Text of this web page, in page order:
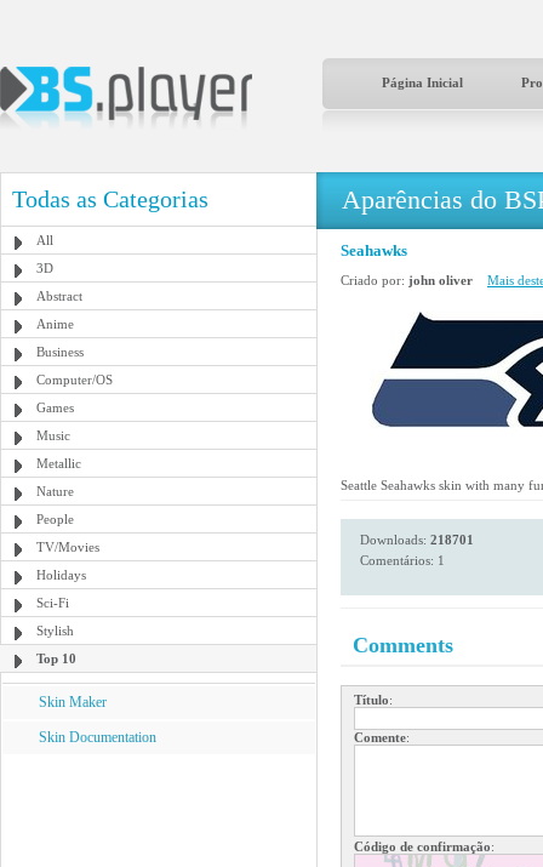
Página Inicial
Todas as Categorias
All
3D
Abstract
Anime
Business
Computer/OS
Games
Music
Metallic
Nature
People
TV/Movies
Holidays
Sci-Fi
Stylish
Top 10
Skin Maker
Skin Documentation
Aparências do
Seahawks
Criado por: john oliver Mais
Seattle Seahawks skin with many
Downloads: 218701
Comentários: 1
Comments
Título:
Comente:
Código de confirmação: